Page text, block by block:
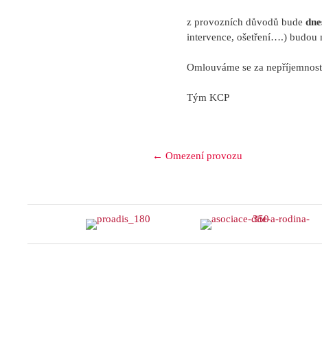
z provozních důvodů bude
intervence, ošetření….) budou
Omlouváme se za
Tým KCP
Posts
← Omezení provozu